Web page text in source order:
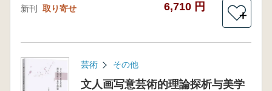
新刊 取り寄せ 6,710 円
＋
芸術 その他
文人画写意芸術的理論探析与美学